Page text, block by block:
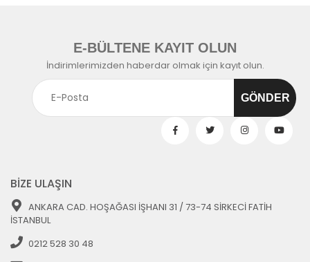
E-BÜLTENE KAYIT OLUN
İndirimlerimizden haberdar olmak için kayıt olun.
BİZE ULAŞIN
ANKARA CAD. HOŞAĞASI İŞHANI 31 / 73-74 SİRKECİ FATİH
İSTANBUL
0212 528 30 48